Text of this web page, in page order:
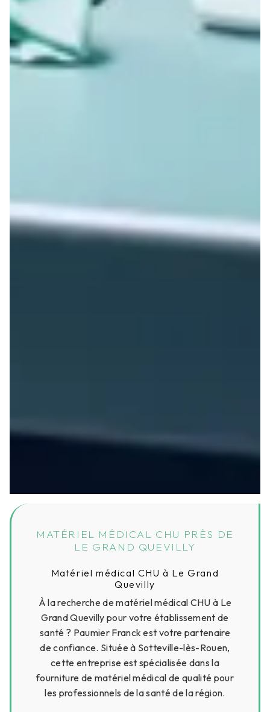
MATÉRIEL MÉDICAL CHU PRÈS DE
LE GRAND QUEVILLY
Matériel médical CHU à Le Grand
Quevilly
À la recherche de matériel médical CHU à Le
Grand Quevilly pour votre établissement de
santé ? Paumier Franck est votre partenaire
de confiance. Située à Sotteville-lès-Rouen,
cette entreprise est spécialisée dans la
fourniture de matériel médical de qualité pour
les professionnels de la santé de la région.